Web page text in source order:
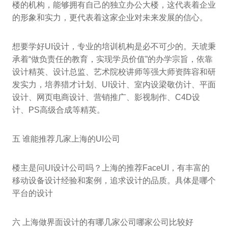
楼的机构，能够拥有自己的独立办公大楼，这代表着企业
的形象和实力，更代表着这家企业对未来发展的信心。
想要学好UI设计，专业的培训机构是必不可少的。天琥秉
承着“做负责任的教育，实现学员价值”的办学宗旨，依靠
设计精英、设计总监、艺术院校讲师等强大师资阵容和研
发实力，培养猎才计划、UI设计、室内设梁敬仿计、平面
设计、网页电商设计、营销推广、影视制作、C4D设
计、PS高级合成等精英。
五 谁能推荐几家上海的UI公司
楼主是问UI设计公司吗？上海的推荐FaceUI，有丰富的
移动设备设计经验和案例，追求设计的品质。具体是哪个
平台的设计
六 上海做界面设计的有哪几家公司哪家公司比较好